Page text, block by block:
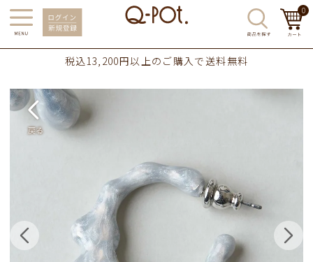
0
税込13,200円以上のご購入で送料無料